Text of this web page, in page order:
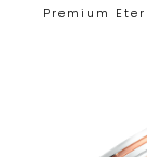
Premium